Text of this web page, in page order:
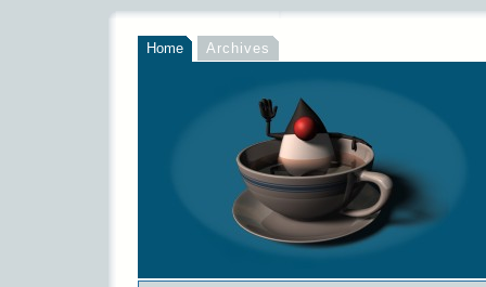
Home Archives